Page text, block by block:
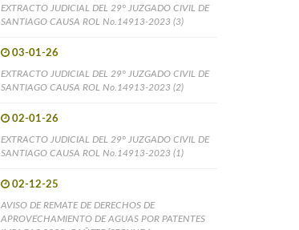
EXTRACTO JUDICIAL DEL 29° JUZGADO CIVIL DE
SANTIAGO CAUSA ROL No.14913-2023 (3)
03-01-26
EXTRACTO JUDICIAL DEL 29° JUZGADO CIVIL DE
SANTIAGO CAUSA ROL No.14913-2023 (2)
02-01-26
EXTRACTO JUDICIAL DEL 29° JUZGADO CIVIL DE
SANTIAGO CAUSA ROL No.14913-2023 (1)
02-12-25
AVISO DE REMATE DE DERECHOS DE
APROVECHAMIENTO DE AGUAS POR PATENTES